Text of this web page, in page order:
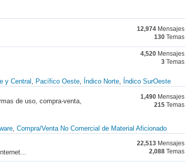
12,974 Mensajes
130 Temas
4,520 Mensajes
3 Temas
y Central Pacífico Oeste Índico Norte Índico SurOeste
de uso, compra-venta,
1,490 Mensajes
215 Temas
Compra/Venta No Comercial de Material Aficionado
22,513 Mensajes
2,088 Temas